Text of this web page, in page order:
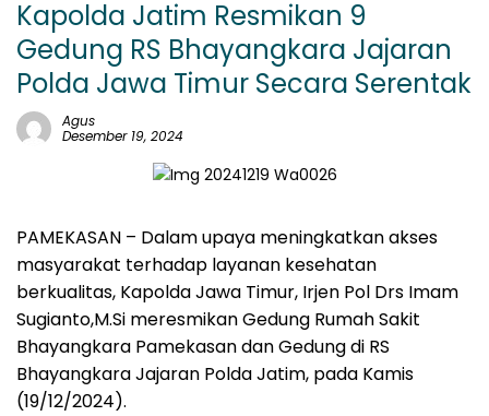
Kapolda Jatim Resmikan 9
Gedung RS Bhayangkara Jajaran
Polda Jawa Timur Secara Serentak
Agus
Desember 19, 2024
PAMEKASAN – Dalam upaya meningkatkan akses
masyarakat terhadap layanan kesehatan
berkualitas, Kapolda Jawa Timur, Irjen Pol Drs Imam
Sugianto,M.Si meresmikan Gedung Rumah Sakit
Bhayangkara Pamekasan dan Gedung di RS
Bhayangkara Jajaran Polda Jatim, pada Kamis
(19/12/2024).